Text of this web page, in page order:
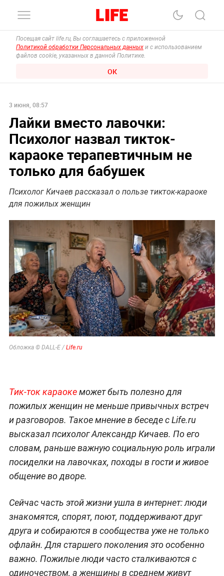
Посещая сайт life.ru, Вы соглашаетесь с приложенной
Политикой обработки Персональных данных и с использованием
файлов cookie, указанных в данной Политике.
ОК
3 июня, 08:57
Лайки вместо лавочки:
Психолог назвал тикток-
караоке терапевтичным не
только для бабушек
Психолог Кичаев рассказал о пользе тикток-караоке
для пожилых женщин
Обложка © DALL-E / Life.ru
Тик-ток караокеможет быть полезно для
пожилых женщин не меньше привычных встреч
и разговоров. Такое мнение в беседе с Life.ru
высказал психолог Александр Кичаев. По его
словам, раньше важную социальную роль играли
посиделки на лавочках, походы в гости и живое
общение во дворе.
Сейчас часть этой жизни ушла в интернет: люди
знакомятся, спорят, поют, поддерживают друг
друга и собираются в сообщества уже не только
офлайн. Для старшего поколения это особенно
важно. Пожилые люди часто сталкиваются с
одиночеством, а женщины в среднем живут